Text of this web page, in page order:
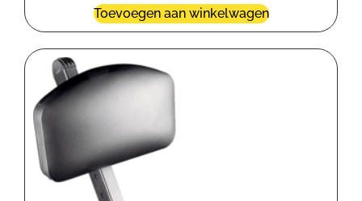
Toevoegen aan winkelwagen